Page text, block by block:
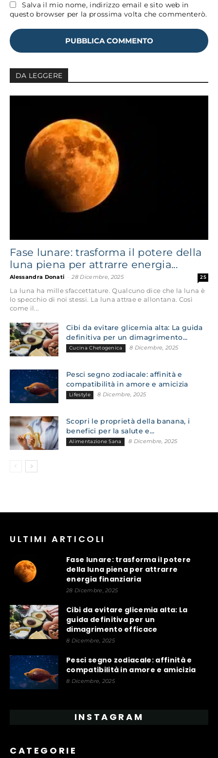
Salva il mio nome, indirizzo email e sito web in
questo browser per la prossima volta che commenterò.
DA LEGGERE
Fase lunare: trasforma il potere della
luna piena per attrarre energia...
Alessandra Donati 28 Dicembre, 2025 25
La luna ha mille sfaccettature. Qualcuno dice che la luna è
lo specchio di noi stessi. La luna attrae e allontana. Così
come il...
Cibi da evitare glicemia alta: La guida
definitiva per un dimagrimento...
Cucina Chetogenica 8 Dicembre, 2025
Pesci segno zodiacale: affinità e
compatibilità in amore e amicizia
Lifestyle 8 Dicembre, 2025
Scopri le proprietà della banana, i
benefici per la salute e...
Alimentazione Sana 8 Dicembre, 2025
ULTIMI ARTICOLI
Fase lunare: trasforma il potere
della luna piena per attrarre
energia finanziaria
28 Dicembre, 2025
Cibi da evitare glicemia alta: La
guida definitiva per un
dimagrimento efficace
8 Dicembre, 2025
Pesci segno zodiacale: affinità e
compatibilità in amore e amicizia
8 Dicembre, 2025
INSTAGRAM
CATEGORIE